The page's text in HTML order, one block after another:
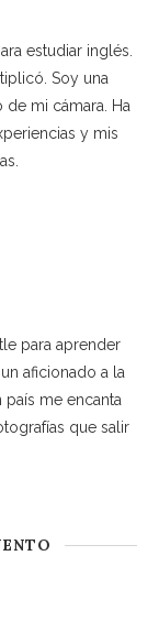
estudiar inglés.
Soy una
mi cámara. Ha
y mis
para aprender
aficionado a la
me encanta
que salir